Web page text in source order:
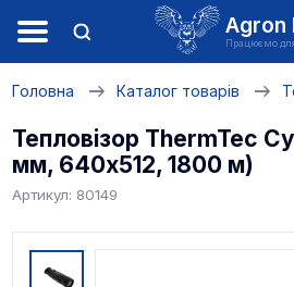
Agron
Працюємо
Головна Каталог товарів
Тепловізор ThermTec
мм, 640x512, 1800 м)
Артикул: 80149